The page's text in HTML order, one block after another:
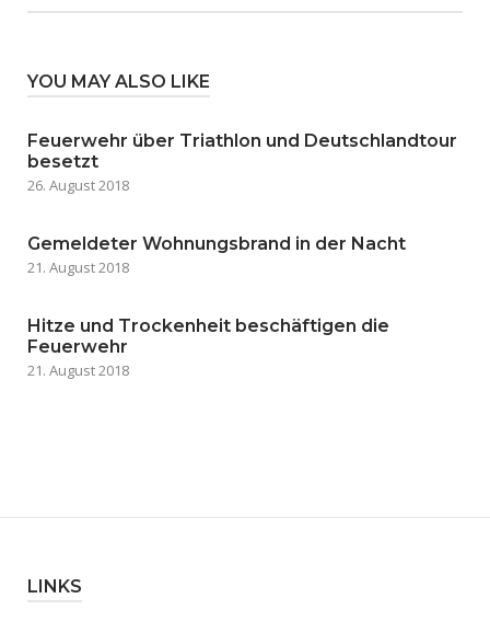
YOU MAY ALSO LIKE
Feuerwehr über Triathlon und Deutschlandtour
besetzt
26. August 2018
Gemeldeter Wohnungsbrand in der Nacht
21. August 2018
Hitze und Trockenheit beschäftigen die
Feuerwehr
21. August 2018
LINKS